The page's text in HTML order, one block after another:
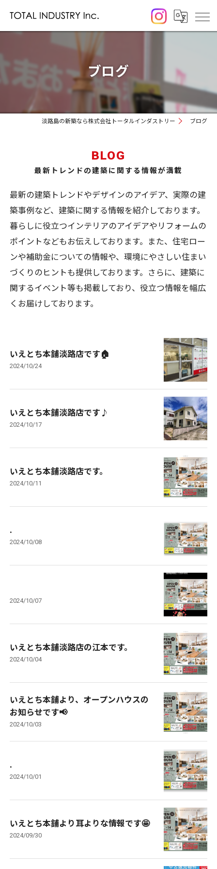
ブログ
淡路島の新築なら株式会社トータルインダストリー ブログ
BLOG
最新トレンドの建築に関する情報が満載
最新の建築トレンドやデザインのアイデア、実際の建
築事例など、建築に関する情報を紹介しております。
暮らしに役立つインテリアのアイデアやリフォームの
ポイントなどもお伝えしております。また、住宅ロー
ンや補助金についての情報や、環境にやさしい住まい
づくりのヒントも提供しております。さらに、建築に
関するイベント等も掲載しており、役立つ情報を幅広
くお届けしております。
いえとち本舗淡路店です🏠
2024/10/24
いえとち本舗淡路店です♪
2024/10/17
いえとち本舗淡路店です。
2024/10/11
.
2024/10/08
2024/10/07
いえとち本舗淡路店の江本です。
2024/10/04
いえとち本舗より、オープンハウスの
お知らせです📢
2024/10/03
.
2024/10/01
いえとち本舗より耳よりな情報です🤩
2024/09/30